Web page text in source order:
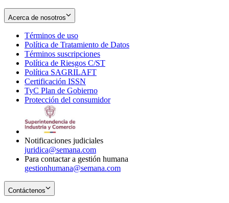
Acerca de nosotros
Términos de uso
in
new
window
Política de Tratamiento de Datos
Términos suscripciones
in
Política de Riesgos C/ST
Política SAGRILAFT
new
window
Certificación ISSN
in
new
TyC Plan de Gobierno
in
Protección del consumidorOpens
Notificaciones judiciales
juridica@semana.com
Para contactar a gestión humana
gestionhumana@semana.com
Contáctenos